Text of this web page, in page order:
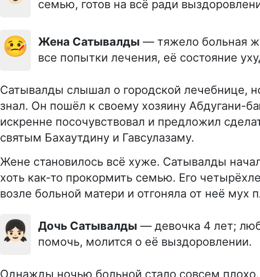
семью, готов на всё ради
🤒 Жена Сатывалды — тяжело больная
все попытки лечения, её состояние
Сатывалды слышал о городской лечебнице,
знал. Он пошёл к своему хозяину Абдугани-
искренне посочувствовал и предложил
святым Бахаутдину и Гавсулазаму.
Жене становилось всё хуже. Сатывалды
хоть как-то прокормить семью. Его
возле больной матери и отгоняла от неё мух
👧🏻 Дочь Сатывалды — девочка 4 лет;
помочь, молится о её выздоровлении.
Однажды ночью больной стало совсем